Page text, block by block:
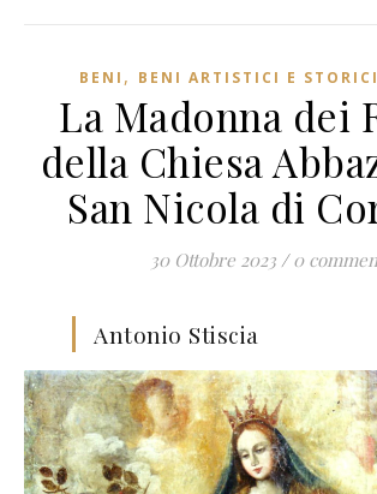
BENI , BENI ARTISTICI E STORICI
La Madonna dei
della Chiesa
San Nicola di
30 Ottobre 2023 / 0
Antonio Stiscia